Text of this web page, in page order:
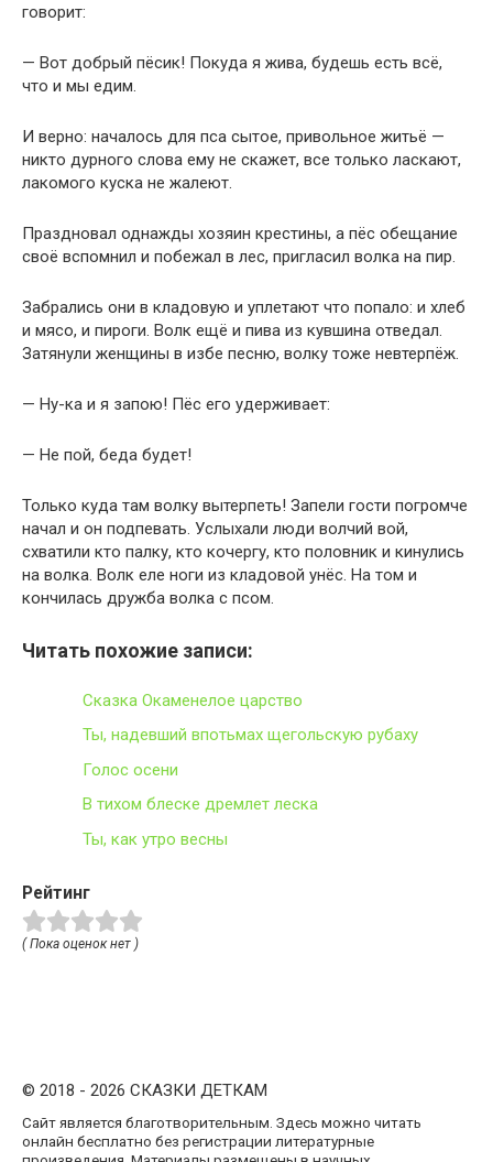
говорит:
— Вот добрый пёсик! Покуда я жива, будешь есть всё,
что и мы едим.
И верно: началось для пса сытое, привольное житьё —
никто дурного слова ему не скажет, все только ласкают,
лакомого куска не жалеют.
Праздновал однажды хозяин крестины, а пёс обещание
своё вспомнил и побежал в лес, пригласил волка на пир.
Забрались они в кладовую и уплетают что попало: и хлеб
и мясо, и пироги. Волк ещё и пива из кувшина отведал.
Затянули женщины в избе песню, волку тоже невтерпёж.
— Ну-ка и я запою! Пёс его удерживает:
— Не пой, беда будет!
Только куда там волку вытерпеть! Запели гости погромче
начал и он подпевать. Услыхали люди волчий вой,
схватили кто палку, кто кочергу, кто половник и кинулись
на волка. Волк еле ноги из кладовой унёс. На том и
кончилась дружба волка с псом.
Читать похожие записи:
Сказка Окаменелое царство
Ты, надевший впотьмах щегольскую рубаху
Голос осени
В тихом блеске дремлет леска
Ты, как утро весны
Рейтинг
( Пока оценок нет )
© 2018 - 2026 СКАЗКИ ДЕТКАМ
Сайт является благотворительным. Здесь можно читать
онлайн бесплатно без регистрации литературные